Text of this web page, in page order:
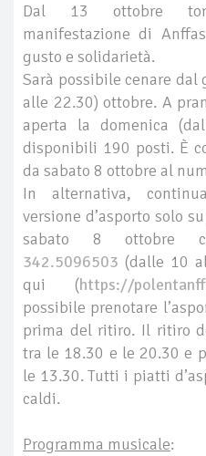
Dal 13 ottobre
manifestazione di
gusto e solidarietà.
Sarà possibile cenare dal
alle 22.30) ottobre. A
aperta la domenica
disponibili 190 posti. È
da sabato 8 ottobre al
In alternativa,
versione d’asporto solo
sabato 8 ottobre
342.5096503 (dalle 10
qui (https://
possibile prenotare
prima del ritiro. Il ritiro
tra le 18.30 e le 20.30 e
le 13.30. Tutti i piatti
caldi.
Programma musicale: